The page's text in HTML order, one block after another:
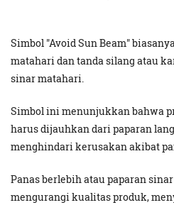
Simbol "Avoid Sun Beam"
matahari dan tanda silang atau
sinar matahari.
Simbol ini menunjukkan bahwa
harus dijauhkan dari paparan
menghindari kerusakan akibat
Panas berlebih atau paparan
mengurangi kualitas produk,